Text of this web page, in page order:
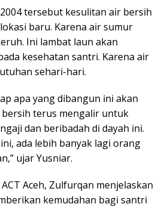
tersebut kesulitan air bersih
baru. Karena air sumur
Ini lambat laun akan
kesehatan santri. Karena air
sehari-hari.
apa yang dibangun ini akan
terus mengalir untuk
dan beribadah di dayah ini.
ada lebih banyak lagi orang
ujar Yusniar.
Aceh, Zulfurqan menjelaskan
kemudahan bagi santri